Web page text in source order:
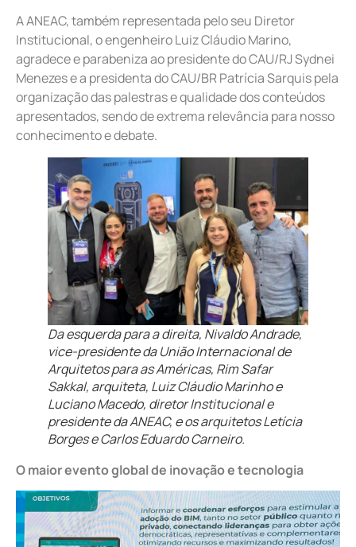
A ANEAC, também representada pelo seu Diretor
Institucional, o engenheiro Luiz Cláudio Marino,
agradece e parabeniza ao presidente do CAU/RJ Sydnei
Menezes e a presidenta do CAU/BR Patrícia Sarquis pela
organização das palestras e qualidade dos conteúdos
apresentados, sendo de extrema relevância para nosso
conhecimento e debate.
Da esquerda para a direita, Nivaldo Andrade,
vice-presidente da União Internacional de
Arquitetos para as Américas, Rim Safar
Sakkal, arquiteta, Luiz Cláudio Marinho e
Luciano Macedo, diretor Institucional e
presidente da ANEAC, e os arquitetos Letícia
Borges e Carlos Eduardo Carneiro.
O maior evento global de inovação e tecnologia